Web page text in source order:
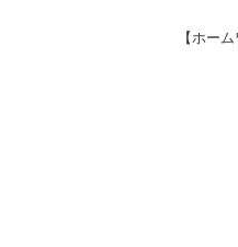
【ホー